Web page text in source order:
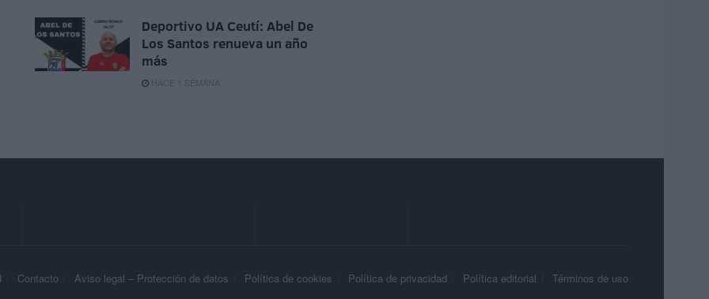
Deportivo UA Ceutí: Abel De
Los Santos renueva un año
más
HACE 1 SEMANA
Contacto Aviso legal – Protección de datos Política de cookies Política de privacidad Política editorial Términos de uso